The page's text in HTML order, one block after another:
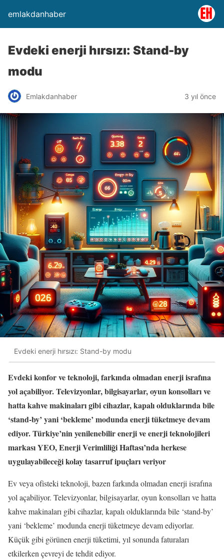
emlakdanhaber
Evdeki enerji hırsızı: Stand-by
modu
Emlakdanhaber 3 yıl önce
Evdeki enerji hırsızı: Stand-by modu
Evdeki konfor ve teknoloji, farkında olmadan enerji israfına
yol açabiliyor. Televizyonlar, bilgisayarlar, oyun konsolları ve
hatta kahve makinaları gibi cihazlar, kapalı olduklarında bile
‘stand-by’ yani ‘bekleme’ modunda enerji tüketmeye devam
ediyor. Türkiye’nin yenilenebilir enerji ve enerji teknolojileri
markası YEO, Enerji Verimliliği Haftası’nda herkese
uygulayabileceği kolay tasarruf ipuçları veriyor
Ev veya ofisteki teknoloji, bazen farkında olmadan enerji israfına
yol açabiliyor. Televizyonlar, bilgisayarlar, oyun konsolları ve hatta
kahve makinaları gibi cihazlar, kapalı olduklarında bile ‘stand-by’
yani ‘bekleme’ modunda enerji tüketmeye devam ediyorlar.
Küçük gibi görünen enerji tüketimi, yıl sonunda faturaları
etkilerken çevreyi de tehdit ediyor.